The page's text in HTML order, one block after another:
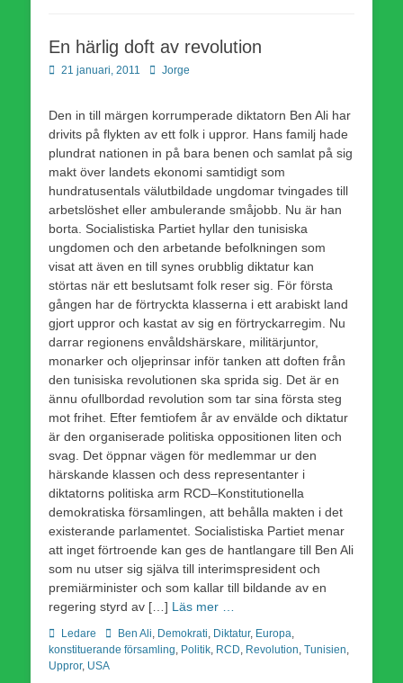
En härlig doft av revolution
Publicerad
21 januari, 2011 Författare
Jorge
Den in till märgen korrumperade diktatorn Ben Ali har
drivits på flykten av ett folk i uppror. Hans familj hade
plundrat nationen in på bara benen och samlat på sig
makt över landets ekonomi samtidigt som
hundratusentals välutbildade ungdomar tvingades till
arbetslöshet eller ambulerande småjobb. Nu är han
borta. Socialistiska Partiet hyllar den tunisiska
ungdomen och den arbetande befolkningen som
visat att även en till synes orubblig diktatur kan
störtas när ett beslutsamt folk reser sig. För första
gången har de förtryckta klasserna i ett arabiskt land
gjort uppror och kastat av sig en förtryckarregim. Nu
darrar regionens envåldshärskare, militärjuntor,
monarker och oljeprinsar inför tanken att doften från
den tunisiska revolutionen ska sprida sig. Det är en
ännu ofullbordad revolution som tar sina första steg
mot frihet. Efter femtiofem år av envälde och diktatur
är den organiserade politiska oppositionen liten och
svag. Det öppnar vägen för medlemmar ur den
härskande klassen och dess representanter i
diktatorns politiska arm RCD–Konstitutionella
demokratiska församlingen, att behålla makten i det
existerande parlamentet. Socialistiska Partiet menar
att inget förtroende kan ges de hantlangare till Ben Ali
som nu utser sig själva till interimspresident och
premiärminister och som kallar till bildande av en
regering styrd av […] Läs mer …
Kategorier
Ledare Etiketter
Ben Ali Demokrati Diktatur, Europa
konstituerande församling Politik RCD Revolution Tunisien
Uppror, USA